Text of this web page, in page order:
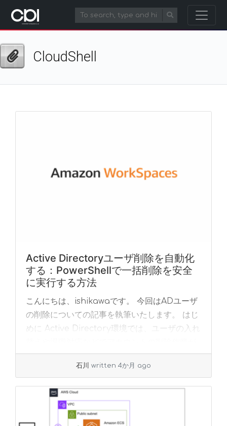
CloudShell
Active Directoryユーザ削除を自動化
する：PowerShellで一括削除を安全
に実行する方法
こんにちは、ishikawaです。 今回はADユーザ
の削除についての記事を執筆いたします。 はじ
めに Active Directory環境では、ユーザの入れ
頻繁に発生します。 手... »read more
石川 written 4か月 ago